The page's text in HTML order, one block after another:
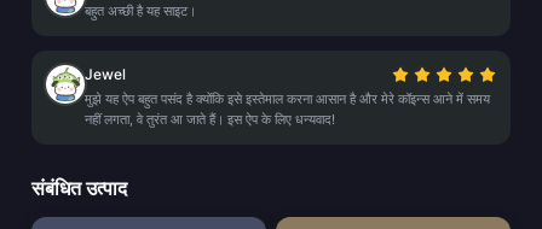
बहुत अच्छी है यह साइट।
Jewel
मुझे यह ऐप बहुत पसंद है क्योंकि इसे इस्तेमाल करना आसान है और मेरे कॉइन्स आने में समय
नहीं लगता, वे तुरंत आ जाते हैं। इस ऐप के लिए धन्यवाद!
संबंधित उत्पाद